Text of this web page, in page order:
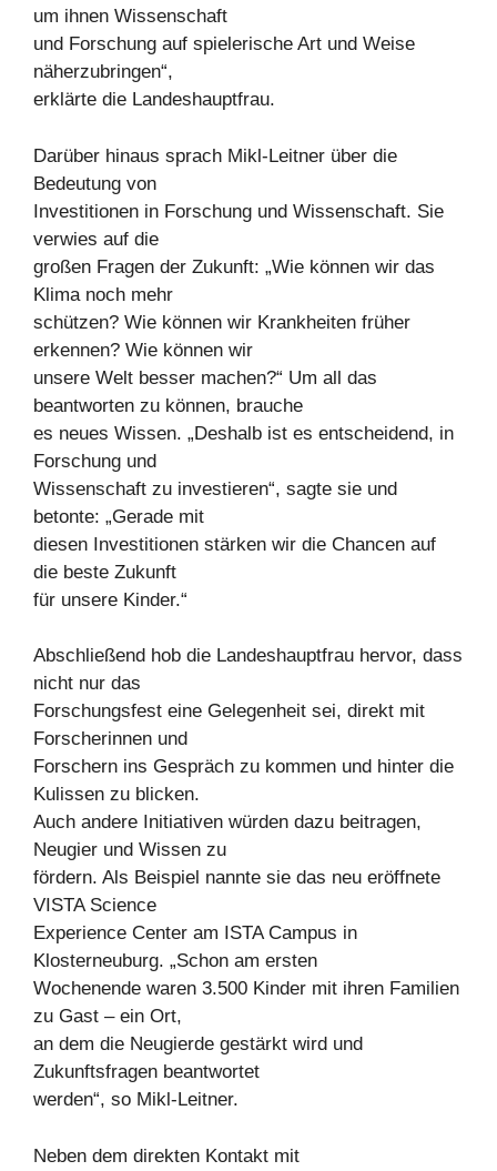
um ihnen Wissenschaft
und Forschung auf spielerische Art und Weise
näherzubringen“,
erklärte die Landeshauptfrau.
Darüber hinaus sprach Mikl-Leitner über die
Bedeutung von
Investitionen in Forschung und Wissenschaft. Sie
verwies auf die
großen Fragen der Zukunft: „Wie können wir das
Klima noch mehr
schützen? Wie können wir Krankheiten früher
erkennen? Wie können wir
unsere Welt besser machen?“ Um all das
beantworten zu können, brauche
es neues Wissen. „Deshalb ist es entscheidend, in
Forschung und
Wissenschaft zu investieren“, sagte sie und
betonte: „Gerade mit
diesen Investitionen stärken wir die Chancen auf
die beste Zukunft
für unsere Kinder.“
Abschließend hob die Landeshauptfrau hervor, dass
nicht nur das
Forschungsfest eine Gelegenheit sei, direkt mit
Forscherinnen und
Forschern ins Gespräch zu kommen und hinter die
Kulissen zu blicken.
Auch andere Initiativen würden dazu beitragen,
Neugier und Wissen zu
fördern. Als Beispiel nannte sie das neu eröffnete
VISTA Science
Experience Center am ISTA Campus in
Klosterneuburg. „Schon am ersten
Wochenende waren 3.500 Kinder mit ihren Familien
zu Gast – ein Ort,
an dem die Neugierde gestärkt wird und
Zukunftsfragen beantwortet
werden“, so Mikl-Leitner.
Neben dem direkten Kontakt mit